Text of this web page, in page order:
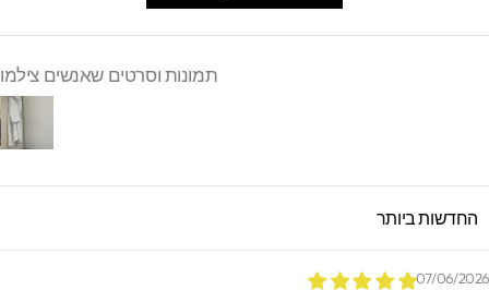
תמונות וסרטים שאנשים צילמו
SORT
07/06/